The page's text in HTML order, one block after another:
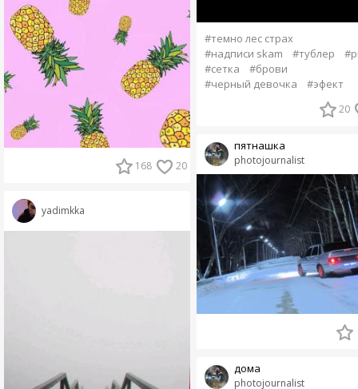
168 20
yadimkka
#темно лес страх
#надписи skam
#тублер
#сетка
#брови
#черный девочка
#эфект
20
photojournalist
пятнашка
photojournalist
дома